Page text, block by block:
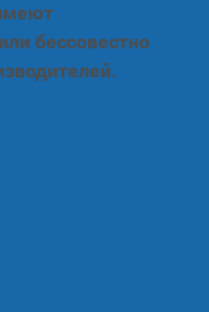
бессовестно